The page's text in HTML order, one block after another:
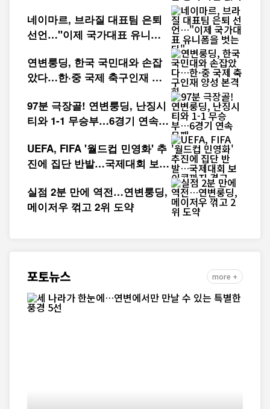
네이마르, 브라질 대표팀 은퇴
선언…"이제 국가대표 유니폼
연변룽딩, 한국 국민대와 손잡
았다…한·중 국제 축구인재 양
97분 극장골! 연변룽딩, 난징시
티와 1-1 무승부…6경기 연속
UEFA, FIFA '월드컵 민영화' 추
진에 집단 반발…국제대회 보이
실점 2분 만에 역전…연변룽딩,
메이저우 꺾고 2위 도약
포토뉴스 more +